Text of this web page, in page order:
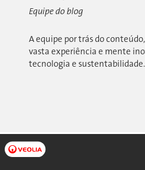
Equipe do blog
A equipe por trás do
vasta experiência e mente
tecnologia e sustentabilidade.